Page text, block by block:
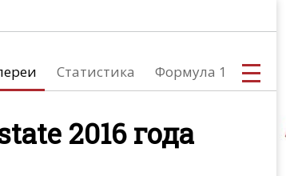
Статистика Формула 1
2016 года